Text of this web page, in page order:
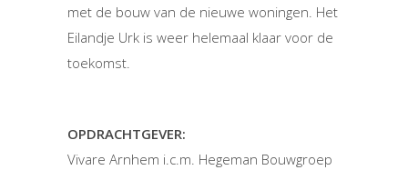
met de bouw van de nieuwe woningen. Het
Eilandje Urk is weer helemaal klaar voor de
toekomst.
OPDRACHTGEVER:
Vivare Arnhem i.c.m. Hegeman Bouwgroep